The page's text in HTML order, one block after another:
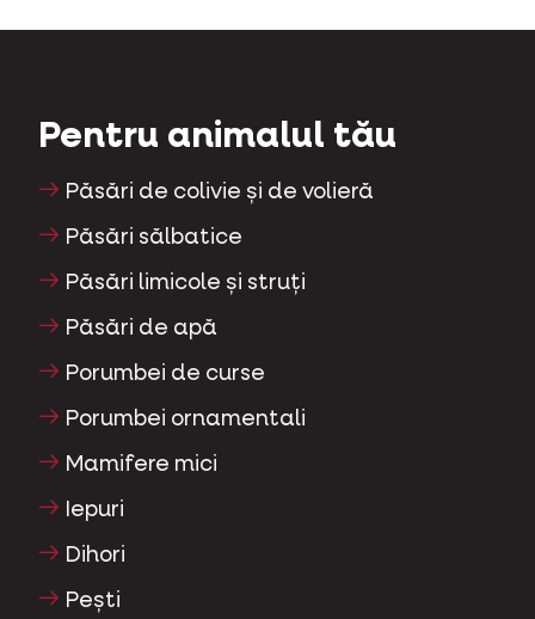
Pentru animalul tău
Păsări de colivie și de volieră
Păsări sălbatice
Păsări limicole și struți
Păsări de apă
Porumbei de curse
Porumbei ornamentali
Mamifere mici
Iepuri
Dihori
Pești